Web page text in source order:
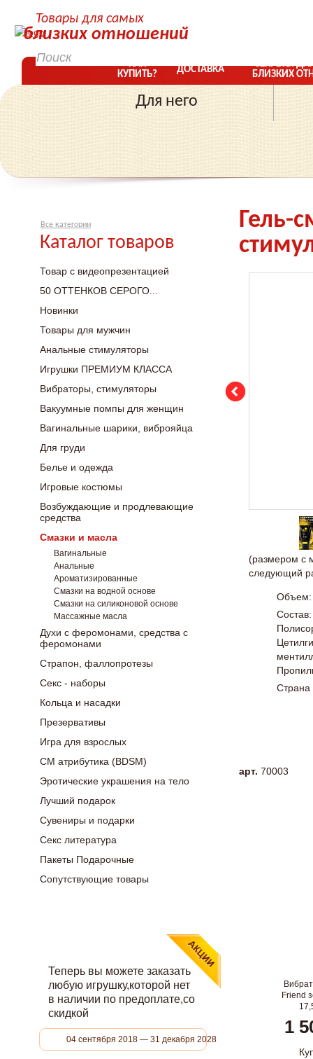
Товары для самых
близких отношений
КАК
КУПИТЬ?
ДОСТАВКА
СЕКРЕТЫ
БЛИЗКИХ
Для него
Все категории
Каталог товаров
Товар с видеопрезентацией
50 ОТТЕНКОВ СЕРОГО...
Новинки
Товары для мужчин
Анальные стимуляторы
Игрушки ПРЕМИУМ КЛАССА
Вибраторы, стимуляторы
Вакуумные помпы для женщин
Вагинальные шарики, виброяйца
Для груди
Белье и одежда
Игровые костюмы
Возбуждающие и продлевающие
средства
Смазки и масла
Вагинальные
Анальные
Ароматизированные
Смазки на водной основе
Смазки на силиконовой основе
Массажные масла
Духи с феромонами, средства с
феромонами
Страпон, фаллопротезы
Секс - наборы
Кольца и насадки
Презервативы
Игра для взрослых
СМ атрибутика (BDSM)
Эротические украшения на тело
Лучший подарок
Сувениры и подарки
Секс литература
Пакеты Подарочные
Сопутствующие товары
Теперь вы можете заказать
любую игрушку,которой нет
в наличии по предоплате,со
скидкой
04 сентября 2018 — 31 декабря 2028
Гель-
(размером с
следующий
Объем:
Страна
арт. 70003
Friend
1